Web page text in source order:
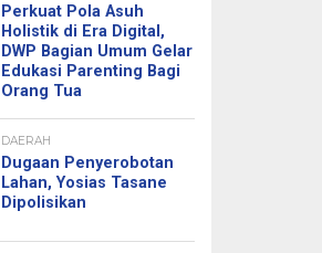
Perkuat Pola Asuh
Holistik di Era Digital,
DWP Bagian Umum Gelar
Edukasi Parenting Bagi
Orang Tua
DAERAH
Dugaan Penyerobotan
Lahan, Yosias Tasane
Dipolisikan